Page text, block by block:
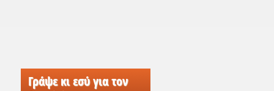
Γράψε κι εσύ για τον